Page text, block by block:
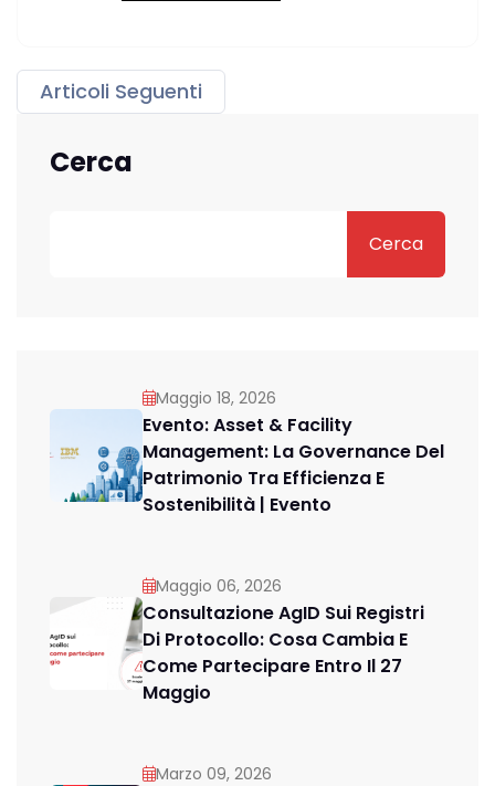
Navigazione
Articoli Seguenti
Cerca
Cerca
Maggio 18, 2026
Evento: Asset & Facility
Management: La Governance Del
Patrimonio Tra Efficienza E
Sostenibilità | Evento
Maggio 06, 2026
Consultazione AgID Sui Registri
Di Protocollo: Cosa Cambia E
Come Partecipare Entro Il 27
Maggio
Marzo 09, 2026